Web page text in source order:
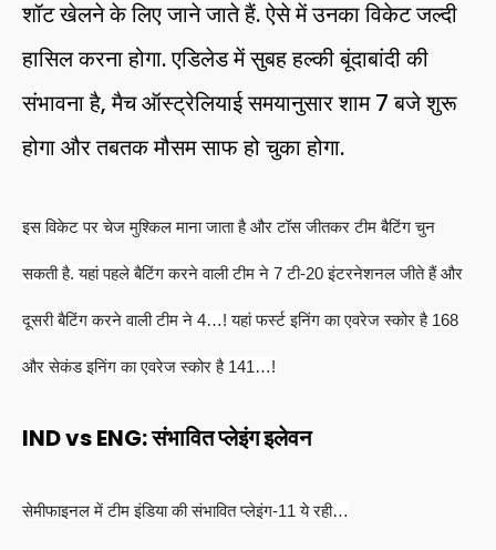
शॉट खेलने के लिए जाने जाते हैं. ऐसे में उनका विकेट जल्दी
हासिल करना होगा. एडिलेड में सुबह हल्की बूंदाबांदी की
संभावना है, मैच ऑस्ट्रेलियाई समयानुसार शाम 7 बजे शुरू
होगा और तबतक मौसम साफ हो चुका होगा.
इस विकेट पर चेज मुश्किल माना जाता है और टॉस जीतकर टीम बैटिंग चुन
सकती है. यहां पहले बैटिंग करने वाली टीम ने 7 टी-20 इंटरनेशनल जीते हैं और
दूसरी बैटिंग करने वाली टीम ने 4…! यहां फर्स्ट इनिंग का एवरेज स्कोर है 168
और सेकंड इनिंग का एवरेज स्कोर है 141…!
IND vs ENG: संभावित प्लेइंग इलेवन
सेमीफाइनल में टीम इंडिया की संभावित प्लेइंग-11 ये रही…